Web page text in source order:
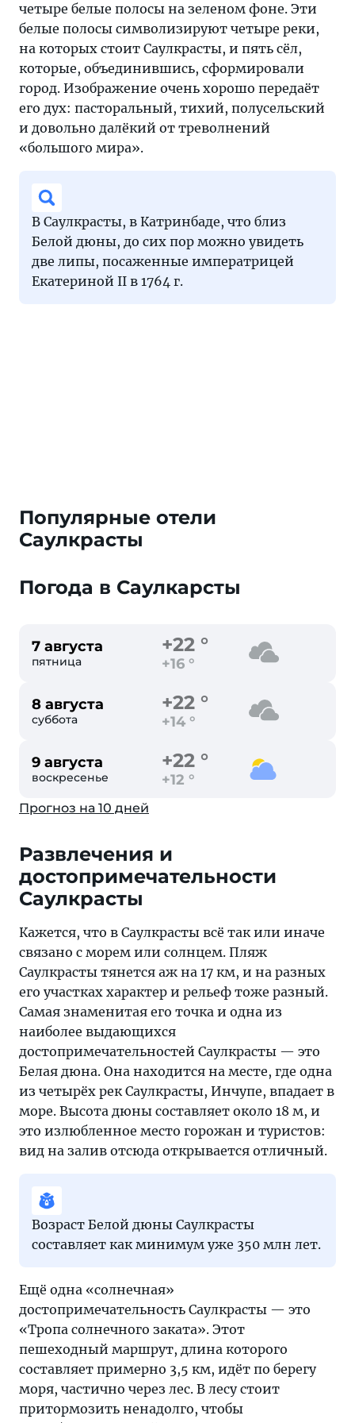
четыре белые полосы на зеленом фоне. Эти
белые полосы символизируют четыре реки,
на которых стоит Саулкрасты, и пять сёл,
которые, объединившись, сформировали
город. Изображение очень хорошо передаёт
его дух: пасторальный, тихий, полусельский
и довольно далёкий от треволнений
«большого мира».
В Саулкрасты, в Катринбаде, что близ
Белой дюны, до сих пор можно увидеть
две липы, посаженные императрицей
Екатериной II в 1764 г.
Популярные отели
Саулкрасты
Погода в Саулкарсты
7 августа
пятница
+22 °
+16 °
8 августа
суббота
+22 °
+14 °
9 августа
воскресенье
+22 °
+12 °
Прогноз на 10 дней
Развлечения и
достопримечательности
Саулкрасты
Кажется, что в Саулкрасты всё так или иначе
связано с морем или солнцем. Пляж
Саулкрасты тянется аж на 17 км, и на разных
его участках характер и рельеф тоже разный.
Самая знаменитая его точка и одна из
наиболее выдающихся
достопримечательностей Саулкрасты — это
Белая дюна. Она находится на месте, где одна
из четырёх рек Саулкрасты, Инчупе, впадает в
море. Высота дюны составляет около 18 м, и
это излюбленное место горожан и туристов:
вид на залив отсюда открывается отличный.
Возраст Белой дюны Саулкрасты
составляет как минимум уже 350 млн лет.
Ещё одна «солнечная»
достопримечательность Саулкрасты — это
«Тропа солнечного заката». Этот
пешеходный маршрут, длина которого
составляет примерно 3,5 км, идёт по берегу
моря, частично через лес. В лесу стоит
притормозить ненадолго, чтобы